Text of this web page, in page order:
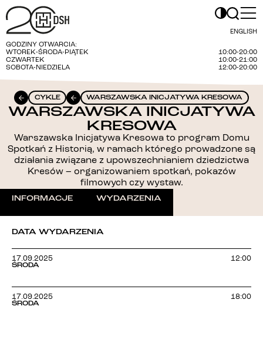
ENGLISH
GODZINY OTWARCIA:
WTOREK-ŚRODA-PIĄTEK
10:00-20:00
CZWARTEK
10:00-21:00
SOBOTA-NIEDZIELA
12:00-20:00
CYKLE WARSZAWSKA INICJATYWA KRESOWA
WARSZAWSKA INICJATYWA
KRESOWA
Warszawska Inicjatywa Kresowa to program Domu
Spotkań z Historią, w ramach którego prowadzone są
działania związane z upowszechnianiem dziedzictwa
Kresów – organizowaniem spotkań, pokazów
filmowych czy wystaw.
INFORMACJE
WYDARZENIA
DATA WYDARZENIA
17.09.2025
ŚRODA
12:00
17.09.2025
ŚRODA
18:00